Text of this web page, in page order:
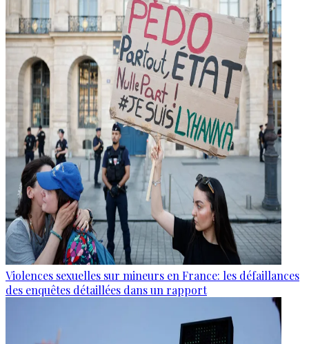
Violences sexuelles sur mineurs en France: les défaillances
des enquêtes détaillées dans un rapport